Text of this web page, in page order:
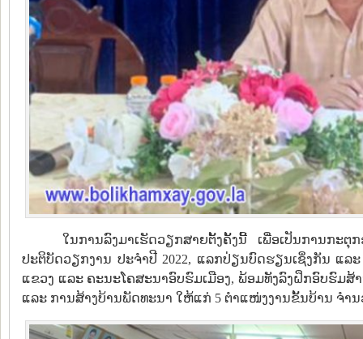
ໃນການລົງມາເຮັດວຽກສາຍຕັ້ງຄັ້ງນີ້ ເພື່ອເປັນການກະ
ປະຕິບັດວຽກງານ ປະຈໍາປີ 2022, ແລກປ່ຽນບົດຮຽນເຊິ່ງກັນ ແ
ແຂວງ ແລະ ຄະນະໂຄສະນາອົບຮົມເມືອງ, ພ້ອມທັງລົງຝຶກອົບຮົມ
ແລະ ການສ້າງບ້ານພັດທະນາ ໃຫ້ແກ່ 5 ຕໍາແໜ່ງງານຂັ້ນບ້ານ ຈໍານ